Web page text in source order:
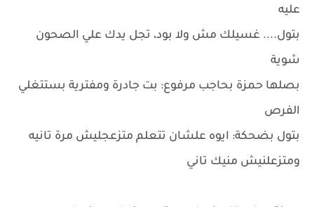
عليه
بتول.... غسيلك مش ولا بود، تجل يدك علي الصحون
شوية
بصلها حمزة بحاجب مرفوع: بت جادرة ومفترية بستتغلي
الفرص
بتول بضحكة: ايوه علشان تتعلم متزعجليش مرة تانيه
ومتزعلنيش منيك تاني